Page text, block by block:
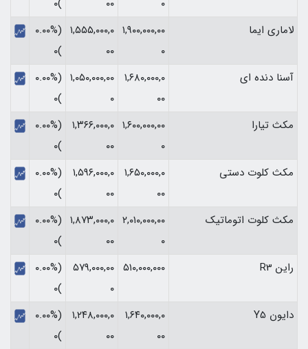
۰
۰۰
)۰
لاماری ایما
۱,۹۰۰,۰۰۰,۰۰
۰
۱,۵۵۵,۰۰۰,۰
۰۰
(۰.۰۰%
)۰
آسنا دنده ای
۱,۶۸۰,۰۰۰,۰
۰۰
۱,۰۵۰,۰۰۰,۰۰
۰
(۰.۰۰%
)۰
مکث تیارا
۱,۶۰۰,۰۰۰,۰۰
۰
۱,۳۶۶,۰۰۰,۰
۰۰
(۰.۰۰%
)۰
مکث کلوت دستی
۱,۶۵۰,۰۰۰,۰
۰۰
۱,۵۹۶,۰۰۰,۰
۰۰
(۰.۰۰%
)۰
مکث کلوت اتوماتیک
۲,۰۱۰,۰۰۰,۰۰
۰
۱,۸۷۳,۰۰۰,۰
۰۰
(۰.۰۰%
)۰
راین R3
۵۱۰,۰۰۰,۰۰۰ ۵۷۹,۰۰۰,۰۰
۰
(۰.۰۰%
)۰
دایون Y5
۱,۶۴۰,۰۰۰,۰
۰۰
۱,۲۴۸,۰۰۰,۰
۰۰
(۰.۰۰%
)۰